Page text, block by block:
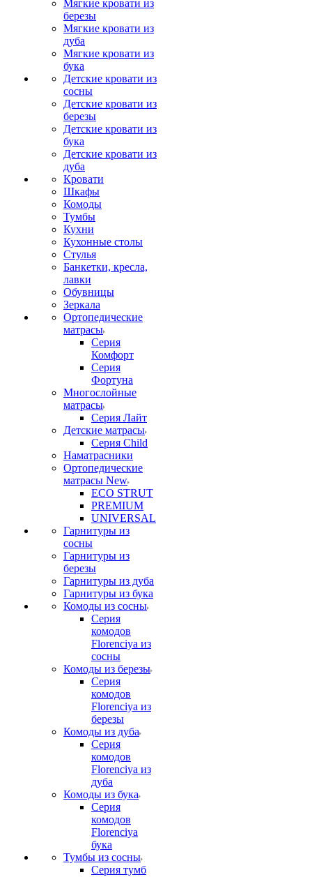
Мягкие кровати из
березы
Мягкие кровати из
дуба
Мягкие кровати из
бука
Детские кровати из
сосны
Детские кровати из
березы
Детские кровати из
бука
Детские кровати из
дуба
Кровати
Шкафы
Комоды
Тумбы
Кухни
Кухонные столы
Стулья
Банкетки, кресла,
лавки
Обувницы
Зеркала
Ортопедические
матрасы
Серия
Комфорт
Серия
Фортуна
Многослойные
матрасы
Серия Лайт
Детские матрасы
Серия Child
Наматрасники
Ортопедические
матрасы New
ECO STRUT
PREMIUM
UNIVERSAL
Гарнитуры из
сосны
Гарнитуры из
березы
Гарнитуры из дуба
Гарнитуры из бука
Комоды из сосны
Серия
комодов
Florenciya из
сосны
Комоды из березы
Серия
комодов
Florenciya из
березы
Комоды из дуба
Серия
комодов
Florenciya из
дуба
Комоды из бука
Серия
комодов
Florenciya
бука
Тумбы из сосны
Серия тумб